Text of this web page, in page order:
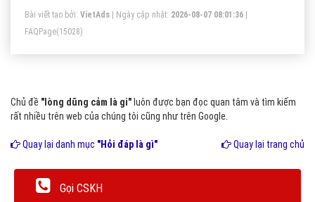
Bài viết tạo bởi: VietAds | Ngày cập nhật: 2026-08-07 08:01:36
FAQPage(15028)
Chủ đề "lòng dũng cảm là gi" luôn được bạn đọc quan tâm và tìm kiếm
rất nhiều trên web của chúng tôi cũng như trên Google.
Quay lại danh mục "Hỏi đáp là gì" Quay lại trang chủ
Gọi CSKH